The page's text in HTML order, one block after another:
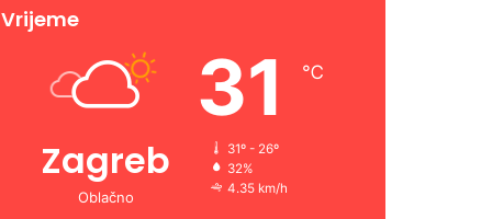
Vrijeme
Zagreb
Oblačno
31 ℃
31º - 26º
32%
4.35 km/h